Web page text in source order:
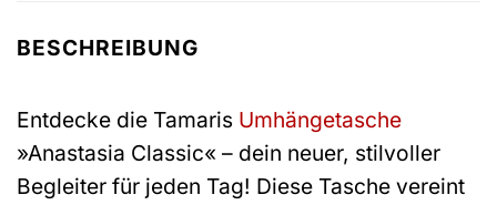
BESCHREIBUNG
Entdecke die Tamaris Umhängetasche
»Anastasia Classic« – dein neuer, stilvoller
Begleiter für jeden Tag! Diese Tasche vereint